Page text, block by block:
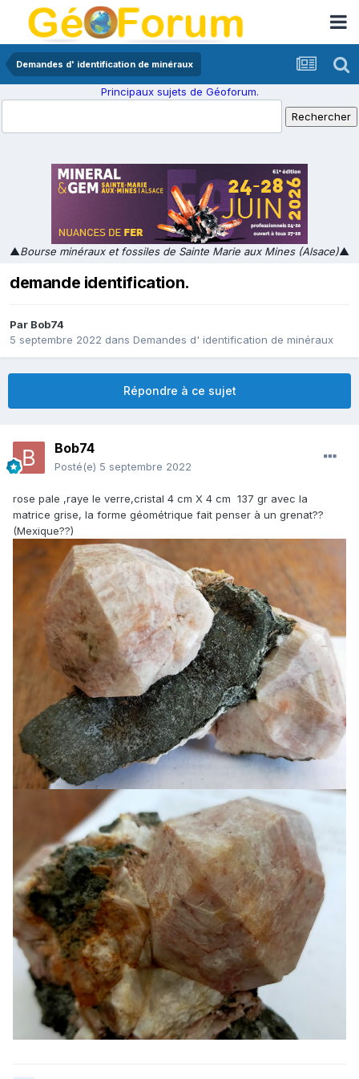
Demandes d' identification de minéraux
Principaux sujets de Géoforum.
▲Bourse minéraux et fossiles de Sainte Marie aux Mines (Alsace)▲
demande identification.
Par Bob74
5 septembre 2022 dans Demandes d' identification de minéraux
Répondre à ce sujet
Bob74
Posté(e) 5 septembre 2022
rose pale ,raye le verre,cristal 4 cm X 4 cm 137 gr avec la
matrice grise, la forme géométrique fait penser à un grenat??
(Mexique??)